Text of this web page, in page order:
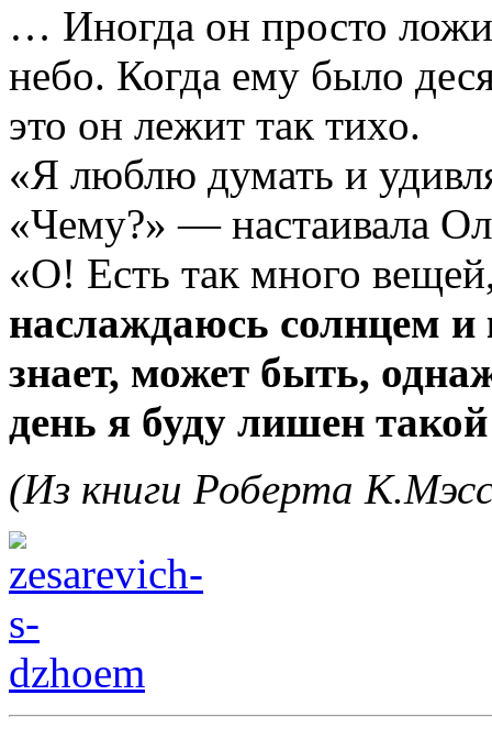
… Иногда он просто
небо. Когда ему было
это он лежит так тихо.
«Я люблю думать и
«Чему?» — настаивала
«О! Есть так много
наслаждаюсь солнцем и
знает, может быть,
день я буду лишен
(Из книги Роберта